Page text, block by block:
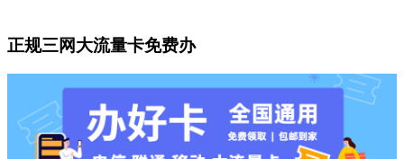
正规三网大流量卡免费办